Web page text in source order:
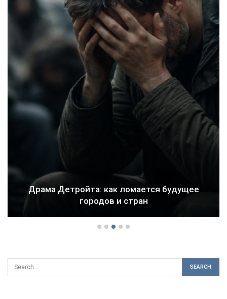
Драма Детройта: как ломается будущее
городов и стран